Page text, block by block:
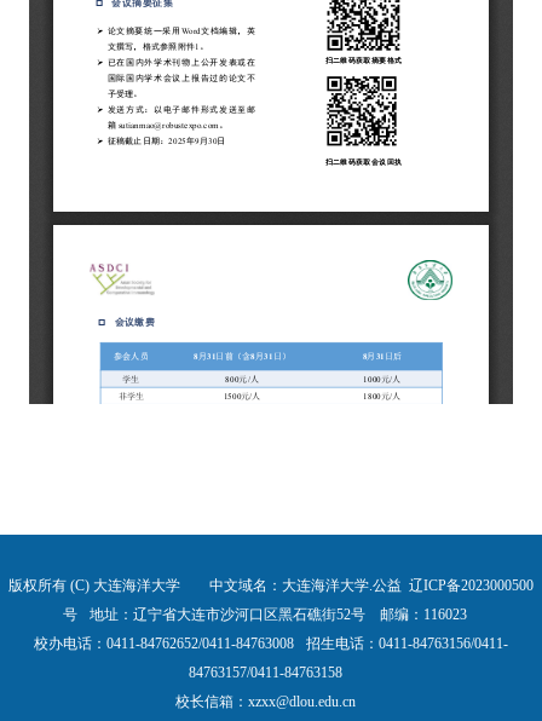
版权所有 (C) 大连海洋大学 中文域名：大连海洋大学.公益 辽ICP备2023000500
号
地址：辽宁省大连市沙河口区黑石礁街52号 邮编：116023
校办电话：0411-84762652/0411-84763008
招生电话：0411-84763156/0411-
84763157/0411-84763158
校长信箱：xzxx@dlou.edu.cn